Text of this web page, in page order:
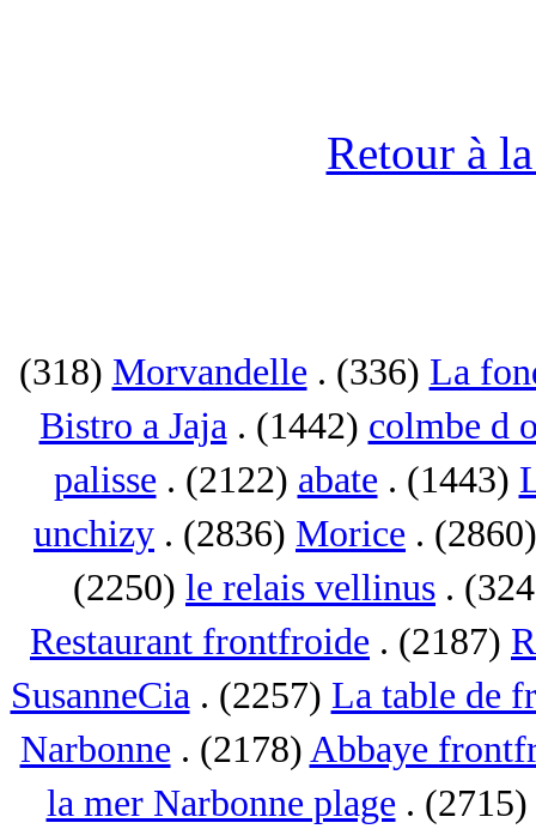
Retour à
(318) Morvandelle . (336) La
Bistro a Jaja. (1442) colmbe d
palisse . (2122) abate . (1443)
unchizy . (2836) Morice .
(2250) le relais vellinus .
Restaurant frontfroide . (2187)
SusanneCia. (2257) La table de
Narbonne . (2178) Abbaye
la mer Narbonne plage . (2715)